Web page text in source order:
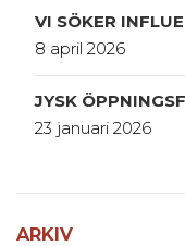
VI SÖKER
8 april 2026
JYSK
23 januari 2026
ARKIV